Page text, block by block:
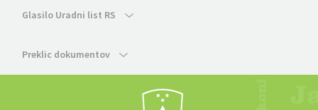
Glasilo Uradni list RS
Preklic dokumentov